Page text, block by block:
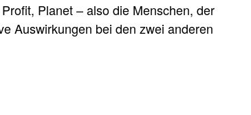
Planet – also die Menschen, der
Auswirkungen bei den zwei anderen